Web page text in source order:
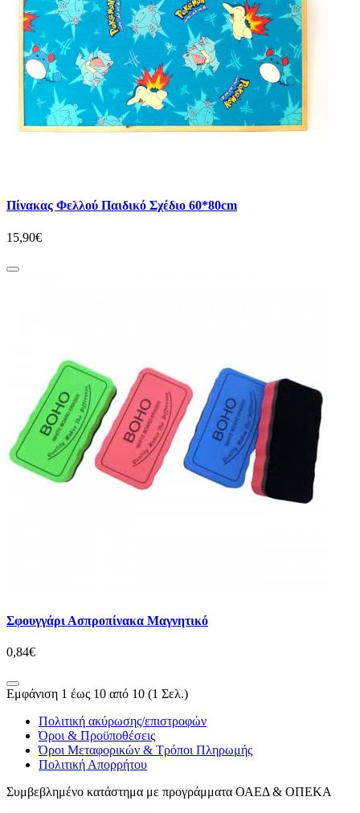
Πίνακας Φελλού Παιδικό Σχέδιο 60*80cm
15,90€
Σφουγγάρι Ασπροπίνακα Μαγνητικό
0,84€
Εμφάνιση 1 έως 10 από 10 (1 Σελ.)
Πολιτική ακύρωσης/επιστροφών
Όροι & Προϋποθέσεις
Όροι Μεταφορικών & Τρόποι Πληρωμής
Πολιτική Απορρήτου
Συμβεβλημένο κατάστημα με προγράμματα ΟΑΕΔ & ΟΠΕΚΑ